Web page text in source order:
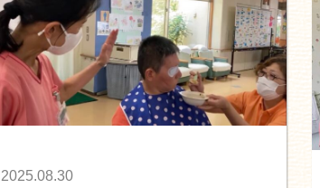
2025.08.30